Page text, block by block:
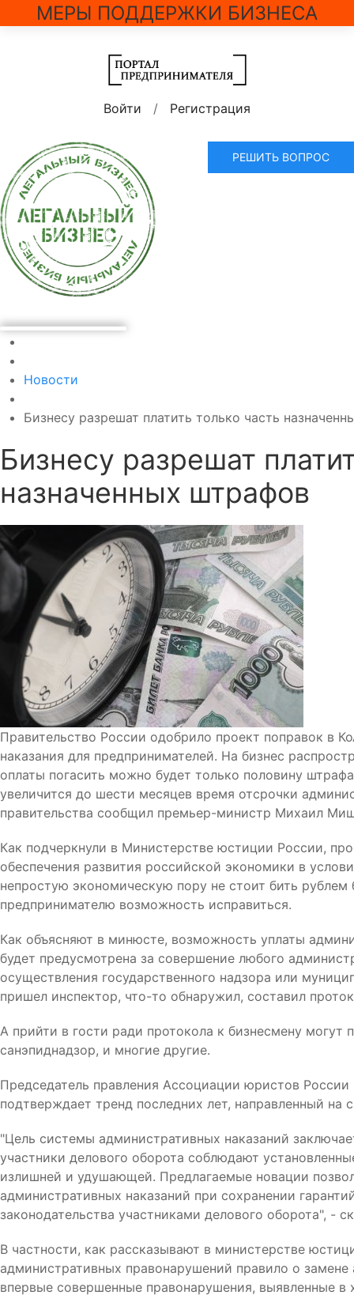
МЕРЫ ПОДДЕРЖКИ БИЗНЕСА
Войти / Регистрация
РЕШИТЬ ВОПРОС
Новости
Бизнесу разрешат платить только часть
Бизнесу разрешат
назначенных штрафов
Правительство России одобрило проект поправок в
наказания для предпринимателей. На бизнес
оплаты погасить можно будет только половину
увеличится до шести месяцев время отсрочки
правительства сообщил премьер-министр Михаил
Как подчеркнули в Министерстве юстиции России,
обеспечения развития российской экономики в
непростую экономическую пору не стоит бить
предпринимателю возможность исправиться.
Как объясняют в минюсте, возможность уплаты
будет предусмотрена за совершение любого
осуществления государственного надзора или
пришел инспектор, что-то обнаружил, составил
А прийти в гости ради протокола к бизнесмену
санэпиднадзор, и многие другие.
Председатель правления Ассоциации юристов
подтверждает тренд последних лет, направленный на
"Цель системы административных наказаний
участники делового оборота соблюдают
излишней и удушающей. Предлагаемые новации
административных наказаний при сохранении
законодательства участниками делового оборота", -
В частности, как рассказывают в министерстве
административных правонарушений правило о
впервые совершенные правонарушения, выявленные в